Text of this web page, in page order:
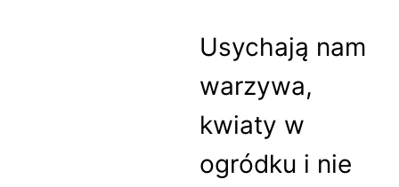
Usychają nam
warzywa,
kwiaty w
ogródku i nie